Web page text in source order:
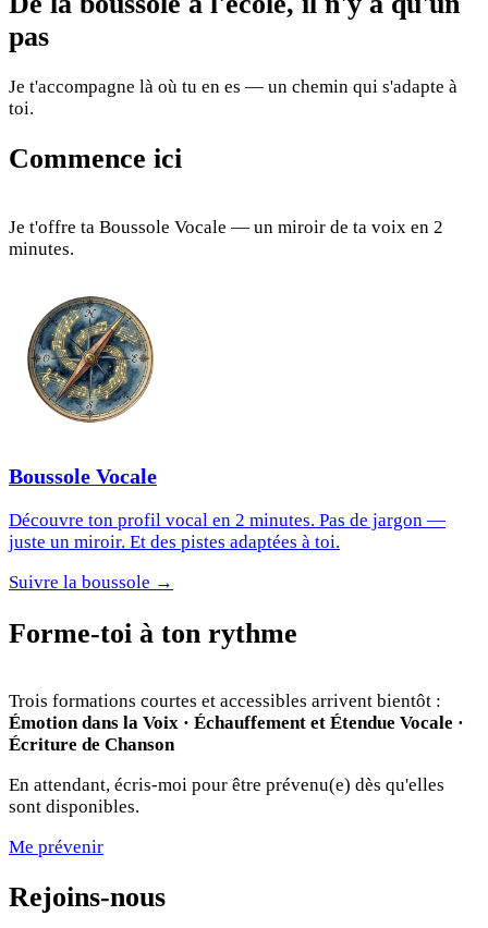
pas
Je t'accompagne là où tu en es — un chemin qui s'adapte à
toi.
Commence ici
Je t'offre ta Boussole Vocale — un miroir de ta voix en 2
minutes.
Boussole Vocale
Découvre ton profil vocal en 2 minutes. Pas de jargon —
juste un miroir. Et des pistes adaptées à toi.
Suivre la boussole →
Forme-toi à ton rythme
Trois formations courtes et accessibles arrivent bientôt :
Émotion dans la Voix · Échauffement et Étendue Vocale ·
Écriture de Chanson
En attendant, écris-moi pour être prévenu(e) dès qu'elles
sont disponibles.
Me prévenir
Rejoins-nous